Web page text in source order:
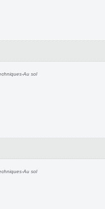
Au sol
Au sol